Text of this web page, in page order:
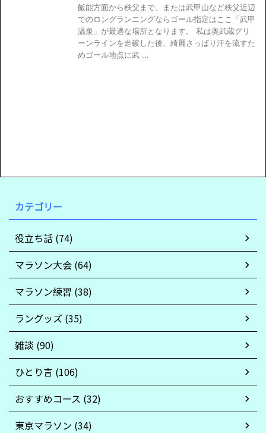
飯能方面から秩父まで、または武甲山など秩父近辺
でのロングランニングならゴール指定はここ「武甲
温泉」が最適な場所となります。 私は奥武蔵グリ
ーンラインを走破した後、綺麗さっぱり汗を流すた
めゴール地点に武 ...
カテゴリー
役立ち話 (74)
マラソン大会 (64)
マラソン練習 (38)
ラングッズ (35)
雑談 (90)
ひとり言 (106)
おすすめコース (32)
東京マラソン (34)